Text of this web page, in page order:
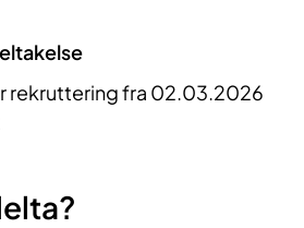
rekruttering fra 02.03.2026